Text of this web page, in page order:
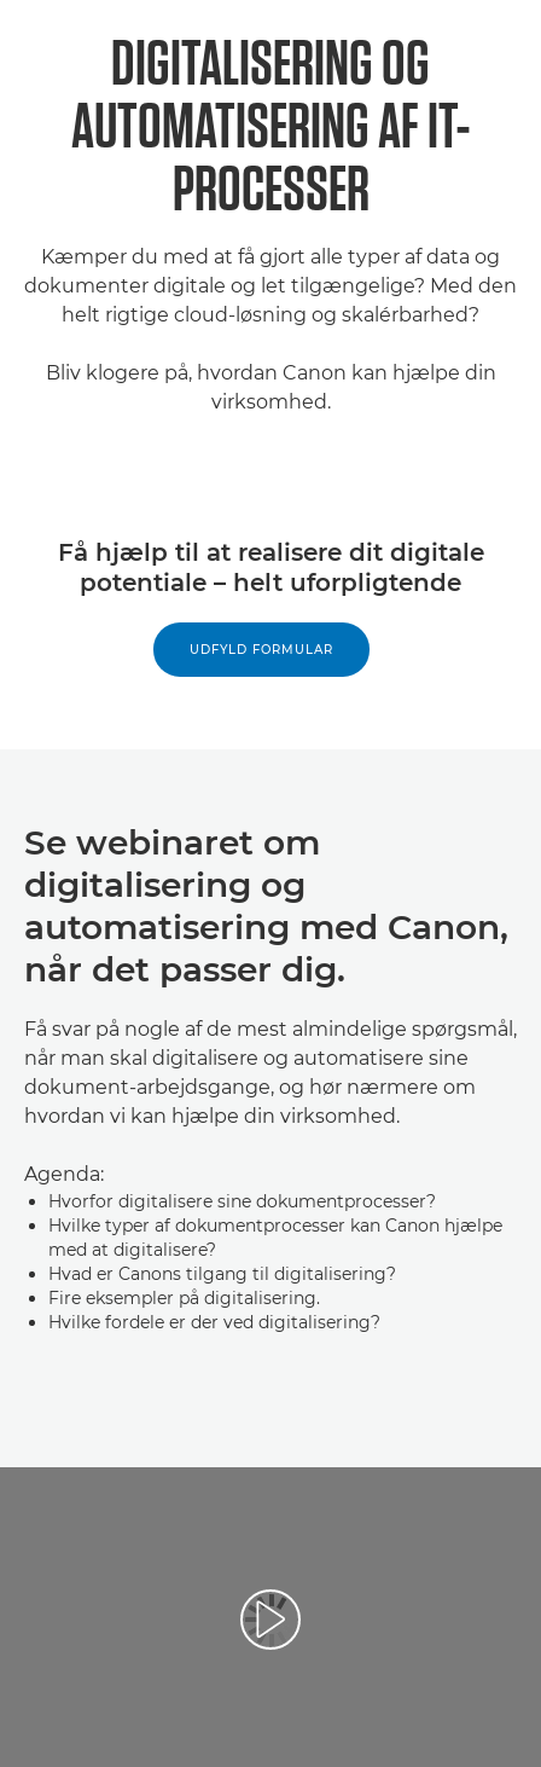
DIGITALISERING OG
AUTOMATISERING AF IT-
PROCESSER
Kæmper du med at få gjort alle typer af data og
dokumenter digitale og let tilgængelige? Med den
helt rigtige cloud-løsning og skalérbarhed?
Bliv klogere på, hvordan Canon kan hjælpe din
virksomhed.
Få hjælp til at realisere dit digitale
potentiale – helt uforpligtende
UDFYLD FORMULAR
Se webinaret om
digitalisering og
automatisering med Canon,
når det passer dig.
Få svar på nogle af de mest almindelige spørgsmål,
når man skal digitalisere og automatisere sine
dokument-arbejdsgange, og hør nærmere om
hvordan vi kan hjælpe din virksomhed.
Agenda:
Hvorfor digitalisere sine dokumentprocesser?
Hvilke typer af dokumentprocesser kan Canon hjælpe
med at digitalisere?
Hvad er Canons tilgang til digitalisering?
Fire eksempler på digitalisering.
Hvilke fordele er der ved digitalisering?